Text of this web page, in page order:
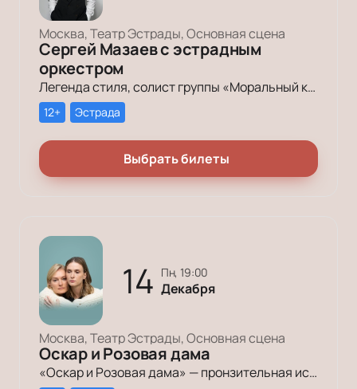
Москва, Театр Эстрады, Основная сцена
Сергей Мазаев с эстрадным
оркестром
Легенда стиля, солист группы «Моральный кодекс», заслуженный артист России Сергей Мазаев отметит свой день рождения.
12+ Эстрада
Выбрать билеты
14 пн, 19:00
Декабря
Москва, Театр Эстрады, Основная сцена
Оскар и Розовая дама
«Оскар и Розовая дама» — пронзительная история взаимного спасения двух людей: обречённого мальчика и его сиделки, одинокой пожилой женщины.